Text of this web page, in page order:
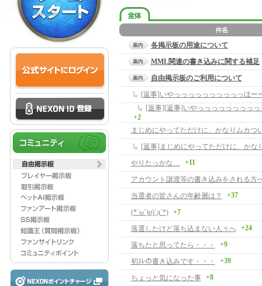
各掲示板の用途について
MML関連の書き込みに関する補足
自由掲示板のご利用について
+2
まじめにやってただけに、かなりムカつ
[返事]まじめにやってただけに、かな
やりたっかな…
+11
アカウント譲渡等の書き込みをされる方
当選者の皆さんの年齢層は？
+37
(*´ω`)σ)´д`*)
+7
落選したけど落ち込まない人々へ
+24
落ちたと思ってたら・・・ +9
初ｽﾚの書き込みです・・・ +39
ちょっと気になった事 +8